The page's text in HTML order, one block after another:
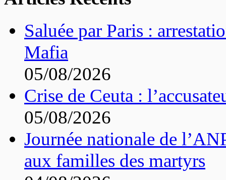
Saluée par Paris :
Mafia
05/08/2026
Crise de Ceuta :
05/08/2026
Journée nationale de
aux familles des martyrs